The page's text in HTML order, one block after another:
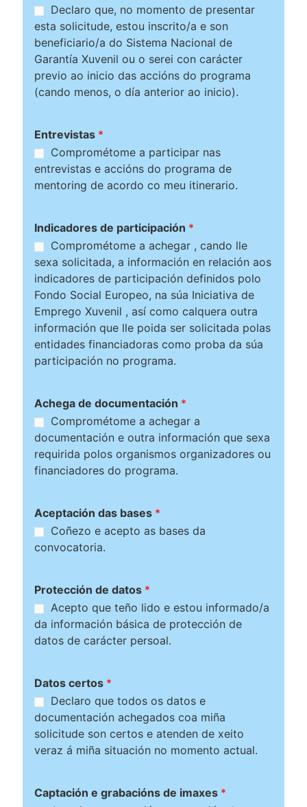
Declaro que, no momento de presentar
esta solicitude, estou inscrito/a e son
beneficiario/a do Sistema Nacional de
Garantía Xuvenil ou o serei con carácter
previo ao inicio das accións do programa
(cando menos, o día anterior ao inicio).
Entrevistas *
Comprométome a participar nas
entrevistas e accións do programa de
mentoring de acordo co meu itinerario.
Indicadores de participación *
Comprométome a achegar , cando lle
sexa solicitada, a información en relación aos
indicadores de participación definidos polo
Fondo Social Europeo, na súa Iniciativa de
Emprego Xuvenil , así como calquera outra
información que lle poida ser solicitada polas
entidades financiadoras como proba da súa
participación no programa.
Achega de documentación *
Comprométome a achegar a
documentación e outra información que sexa
requirida polos organismos organizadores ou
financiadores do programa.
Aceptación das bases *
Coñezo e acepto as bases da
convocatoria.
Protección de datos *
Acepto que teño lido e estou informado/a
da información básica de protección de
datos de carácter persoal.
Datos certos *
Declaro que todos os datos e
documentación achegados coa miña
solicitude son certos e atenden de xeito
veraz á miña situación no momento actual.
Captación e grabacións de imaxes *